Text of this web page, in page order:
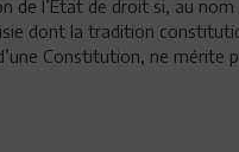
de l’Etat de droit si, au
dont la tradition
Constitution, ne mérite